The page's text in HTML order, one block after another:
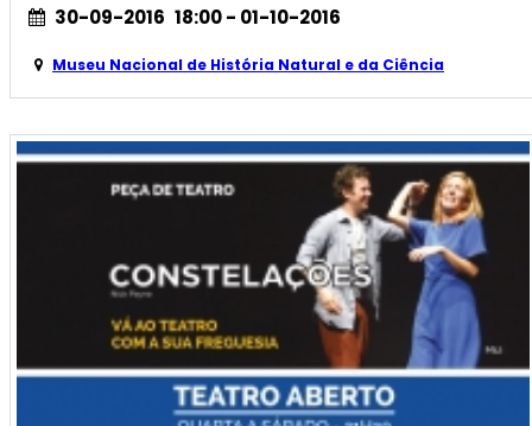
30-09-2016 18:00- 01-10-2016
Museu Nacional de História Natural e da Ciência